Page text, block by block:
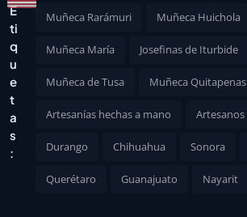
E
ti
q
u
e
t
a
s
:
Muñeca Rarámuri Muñeca Huichola
Muñeca María Josefinas de Iturbide
Muñeca de Tusa Muñeca Quitapenas
Artesanías hechas a mano Artesanos
Durango Chihuahua Sonora
Querétaro Guanajuato Nayarit